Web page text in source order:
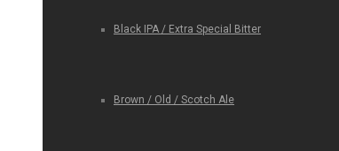
Black IPA / Extra Special Bitter
Brown / Old / Scotch Ale